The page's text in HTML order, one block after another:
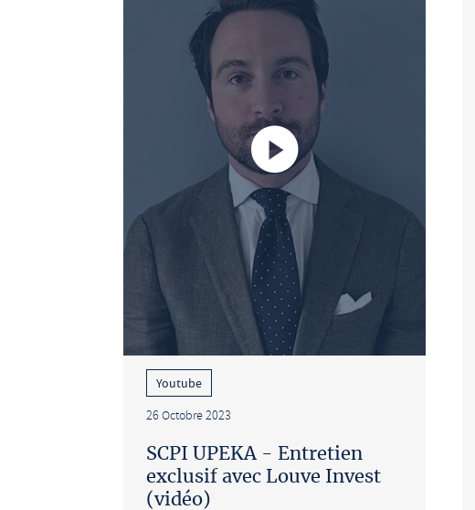
Youtube
26 Octobre 2023
SCPI UPEKA - Entretien
exclusif avec Louve Invest
(vidéo)